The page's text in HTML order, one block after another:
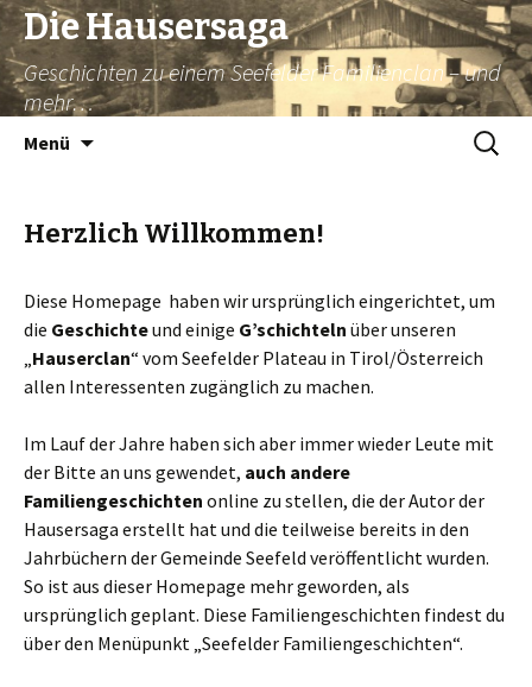
Die Hausersaga
Geschichten zu einem Seefelder Familienclan – und
mehr…
Menü
Suche
nach:
Herzlich Willkommen!
Diese Homepage haben wir ursprünglich eingerichtet, um
die Geschichteund einige G’schichteln über unseren
„Hauserclan“ vom Seefelder Plateau in Tirol/Österreich
allen Interessenten zugänglich zu machen.
Im Lauf der Jahre haben sich aber immer wieder Leute mit
der Bitte an uns gewendet, auch andere
Familiengeschichten online zu stellen, die der Autor der
Hausersaga erstellt hat und die teilweise bereits in den
Jahrbüchern der Gemeinde Seefeld veröffentlicht wurden.
So ist aus dieser Homepage mehr geworden, als
ursprünglich geplant. Diese Familiengeschichten findest du
über den Menüpunkt „Seefelder Familiengeschichten“.